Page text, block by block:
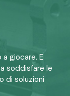
giocare. E
soddisfare le
di soluzioni